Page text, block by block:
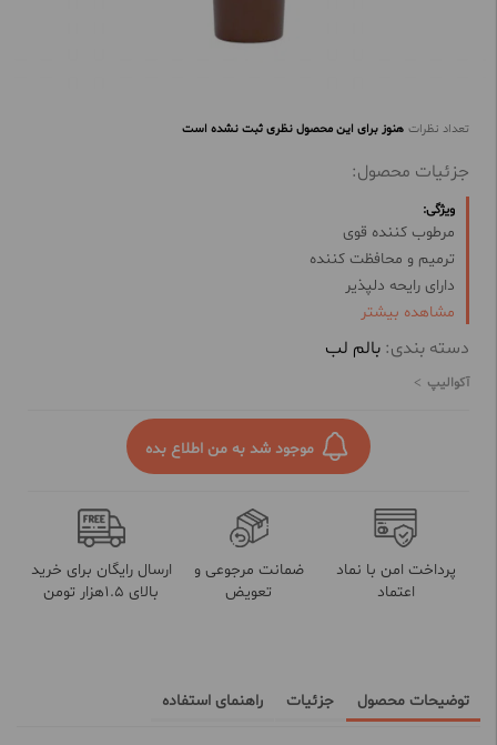
تعداد نظرات هنوز برای این محصول نظری ثبت نشده است
جزئیات محصول:
ویژگی:
مرطوب کننده قوی
ترمیم و محافظت کننده
دارای رایحه دلپذیر
مشاهده بیشتر
دسته بندی: بالم لب
آکوالیپ
موجود شد به من اطلاع بده
پرداخت امن با نماد
اعتماد
ضمانت مرجوعی و
تعویض
ارسال رایگان برای خرید
بالای 1.5هزار تومن
توضیحات محصول جزئیات راهنمای استفاده